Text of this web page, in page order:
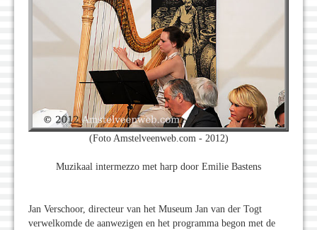
(Foto Amstelveenweb.com - 2012)
Muzikaal intermezzo met harp door Emilie Bastens
Jan Verschoor, directeur van het Museum Jan van der Togt
verwelkomde de aanwezigen en het programma begon met de